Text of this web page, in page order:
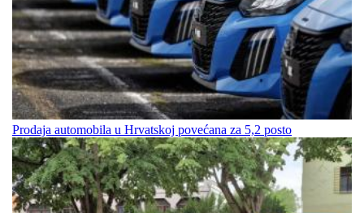
Prodaja automobila u Hrvatskoj povećana za 5,2 posto